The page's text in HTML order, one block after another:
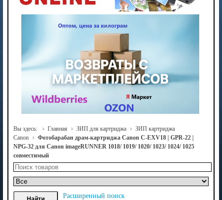
Вы здесь: Главная ЗИП для картриджа
ЗИП картриджа
Canon
Фотобарабан драм-картриджа Canon C-EXV18 | GPR-22 |
NPG-32 для Canon imageRUNNER 1018/ 1019/ 1020/ 1023/ 1024/ 1025
совместимый
Расширенный поиск